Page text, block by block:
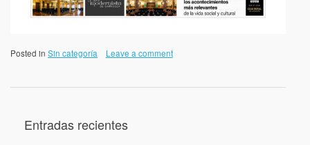
Posted in Sin categoría Leave a comment
Entradas recientes